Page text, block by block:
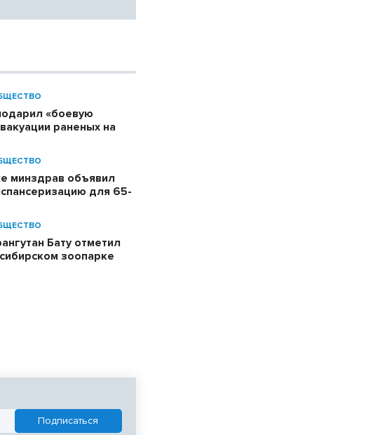
«боевую
раненых на
минздрав объявил
для 65-
Бату отметил
зоопарке